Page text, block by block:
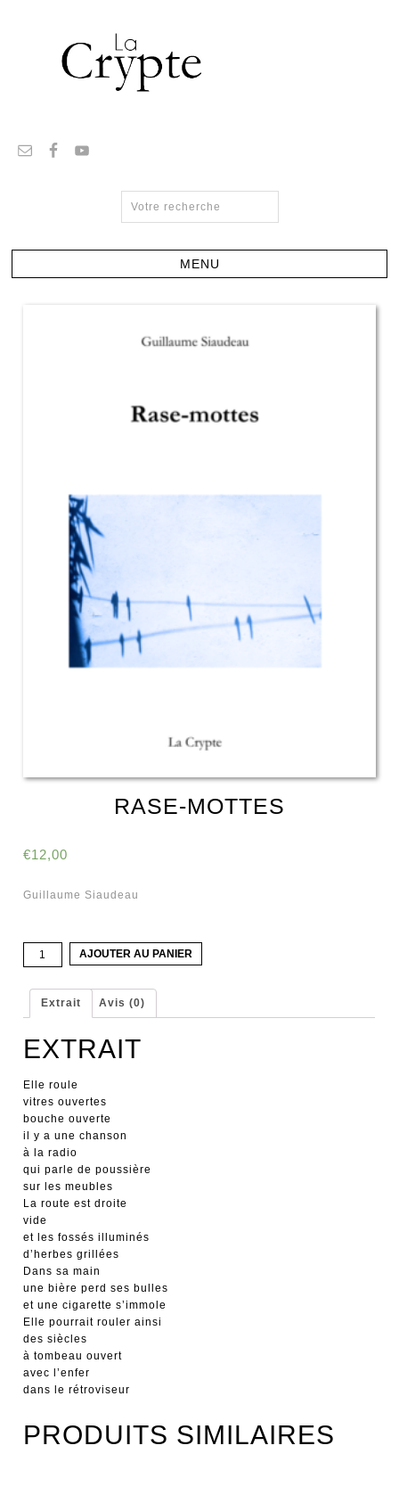
RASE-MOTTES
€12,00
Guillaume Siaudeau
quantité
de
mottes
AJOUTER AU PANIER
Extrait Avis (0)
EXTRAIT
Elle roule
vitres ouvertes
bouche ouverte
il y a une chanson
à la radio
qui parle de poussière
sur les meubles
La route est droite
vide
et les fossés illuminés
d’herbes grillées
Dans sa main
une bière perd ses bulles
et une cigarette s’immole
Elle pourrait rouler ainsi
des siècles
à tombeau ouvert
avec l’enfer
dans le rétroviseur
PRODUITS SIMILAIRES